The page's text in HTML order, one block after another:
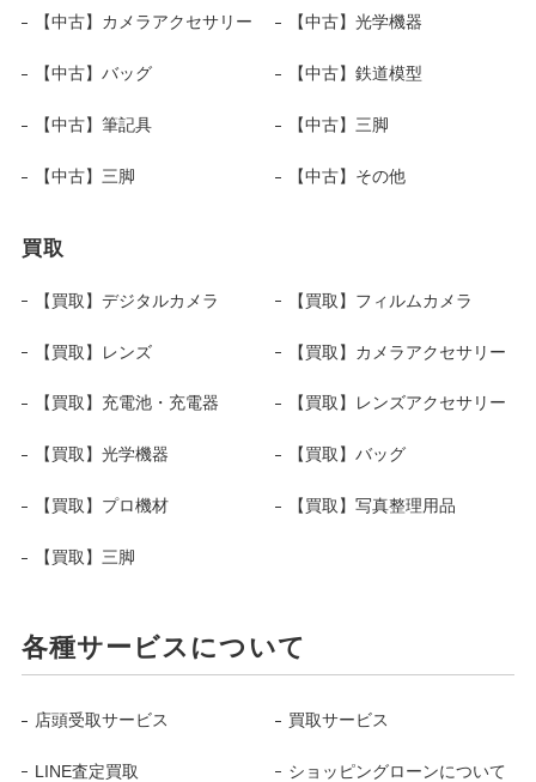
【中古】カメラアクセサリー 【中古】光学機器
【中古】バッグ 【中古】鉄道模型
【中古】筆記具 【中古】三脚
【中古】三脚 【中古】その他
買取
【買取】デジタルカメラ 【買取】フィルムカメラ
【買取】レンズ 【買取】カメラアクセサリー
【買取】充電池・充電器 【買取】レンズアクセサリー
【買取】光学機器 【買取】バッグ
【買取】プロ機材 【買取】写真整理用品
【買取】三脚
各種サービスについて
店頭受取サービス 買取サービス
LINE査定買取 ショッピングローンについて